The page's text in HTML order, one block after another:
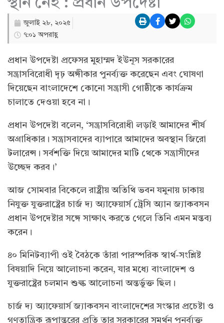
স্থান নেই : প্রধান উপদেষ্টা
জুলাই ২৮, ২০২৫
৭:০১ অপরাহ্ণ
প্রধান উপদেষ্টা প্রফেসর মুহাম্মদ ইউনূস সরকারের
সন্ত্রাসবিরোধী দৃঢ় অঙ্গীকার পুনর্ব্যক্ত করেছেন এবং ঘোষণা
দিয়েছেন বাংলাদেশে কোনো সন্ত্রাসী গোষ্ঠীকে কার্যক্রম
চালাতে দেওয়া হবে না।
প্রধান উপদেষ্টা বলেন, ‘সন্ত্রাসবিরোধী লড়াই আমাদের শীর্ষ
অগ্রাধিকার। সন্ত্রাসবাদের ব্যাপারে আমাদের অবস্থান জিরো
টলারেন্স। সর্বশক্তি দিয়ে আমাদের মাটি থেকে সন্ত্রাসীদের
উচ্ছেদ করব।’
আজ সোমবার বিকেলে রাষ্ট্রীয় অতিথি ভবন যমুনায় ঢাকায়
নিযুক্ত যুক্তরাষ্ট্রের চার্জ দ্য অ্যাফেয়ার্স ট্রেসি অ্যান জ্যাকবসন
প্রধান উপদেষ্টার সঙ্গে সাক্ষাৎ করতে গেলে তিনি এমন মন্তব্য
করেন।
৪০ মিনিটব্যাপী ওই বৈঠকে তাঁরা পারস্পরিক স্বার্থ-সংশ্লিষ্ট
বিষয়াদি নিয়ে আলোচনা করেন, যার মধ্যে বাংলাদেশ ও
যুক্তরাষ্ট্রের চলমান শুল্ক আলোচনা অন্তর্ভুক্ত ছিল।
চার্জ দ্য অ্যাফেয়ার্স জ্যাকবসন বাংলাদেশের সংস্কার প্রচেষ্টা ও
গণতান্ত্রিক রূপান্তরের প্রতি তার সরকারের সমর্থন পুনর্ব্যক্ত